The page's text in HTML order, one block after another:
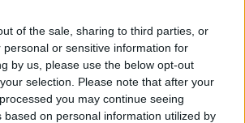
of the sale, sharing to third parties, or
personal or sensitive information for
by us, please use the below opt-out
selection. Please note that after your
you may continue seeing
based on personal information utilized by
δει ένα όνειρο: Βρισκόταν
του Αγίου Εφραίμ εκείνη κι